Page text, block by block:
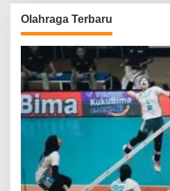
Olahraga Terbaru